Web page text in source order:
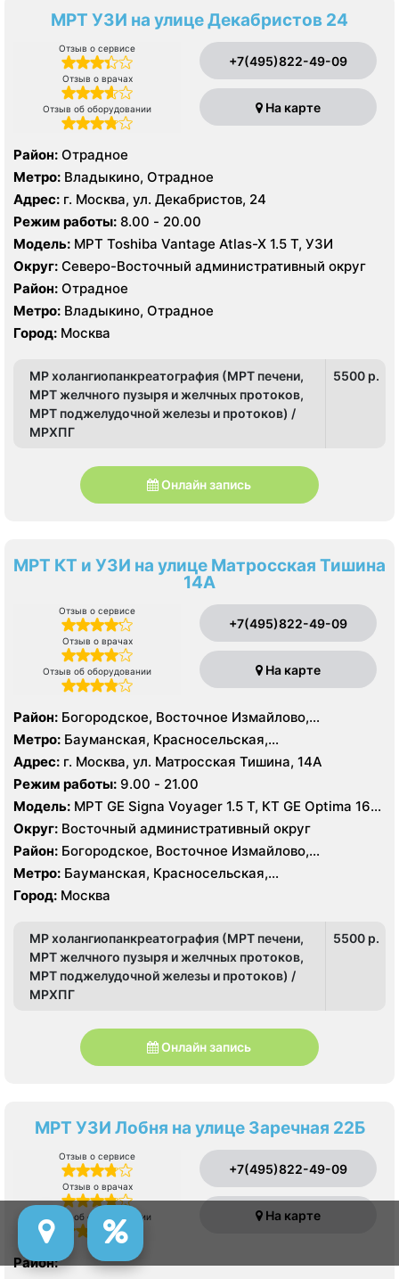
МРТ УЗИ на улице Декабристов 24
Отзыв о сервисе
Отзыв о врачах
Отзыв об оборудовании
+7(495)822-49-09
На карте
Район: Отрадное
Метро: Владыкино, Отрадное
Адрес: г. Москва, ул. Декабристов, 24
Режим работы: 8.00 - 20.00
Модель: МРТ Toshiba Vantage Atlas-X 1.5 Т, УЗИ
Округ: Северо-Восточный административный округ
Район: Отрадное
Метро: Владыкино, Отрадное
Город: Москва
МР холангиопанкреатография (МРТ печени,
МРТ желчного пузыря и желчных протоков,
МРТ поджелудочной железы и протоков) /
МРХПГ
5500 p.
Онлайн запись
МРТ КТ и УЗИ на улице Матросская Тишина
14А
Отзыв о сервисе
Отзыв о врачах
Отзыв об оборудовании
+7(495)822-49-09
На карте
Район: Богородское, Восточное Измайлово,
Измайлово, Северное Измайлово, Соколиная Гора,
Сокольники
Метро: Бауманская, Красносельская,
Преображенская площадь, Семеновская, Сокольники,
Электрозаводская, Лефортово
Адрес: г. Москва, ул. Матросская Тишина, 14А
Режим работы: 9.00 - 21.00
Модель: МРТ GE Signa Voyager 1.5 Т, КТ GE Optima 16
срезов, УЗИ GE Logiq E
Округ: Восточный административный округ
Район: Богородское, Восточное Измайлово,
Измайлово, Северное Измайлово, Соколиная Гора,
Сокольники
Метро: Бауманская, Красносельская,
Преображенская площадь, Семеновская, Сокольники,
Электрозаводская, Лефортово
Город: Москва
МР холангиопанкреатография (МРТ печени,
МРТ желчного пузыря и желчных протоков,
МРТ поджелудочной железы и протоков) /
МРХПГ
5500 p.
Онлайн запись
МРТ УЗИ Лобня на улице Заречная 22Б
Отзыв о сервисе
Отзыв о врачах
Отзыв об оборудовании
+7(495)822-49-09
На карте
Район: